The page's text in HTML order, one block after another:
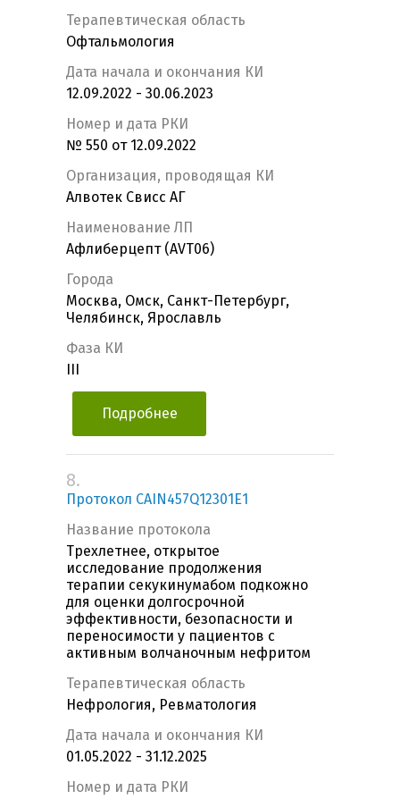
Терапевтическая область
Офтальмология
Дата начала и окончания КИ
12.09.2022 - 30.06.2023
Номер и дата РКИ
№ 550 от 12.09.2022
Организация, проводящая КИ
Алвотек Свисс АГ
Наименование ЛП
Афлиберцепт (AVT06)
Города
Москва, Омск, Санкт-Петербург,
Челябинск, Ярославль
Фаза КИ
Подробнее
8.
Протокол CAIN457Q12301E1
Название протокола
Трехлетнее, открытое
исследование продолжения
терапии секукинумабом подкожно
для оценки долгосрочной
эффективности, безопасности и
переносимости у пациентов с
активным волчаночным нефритом
Терапевтическая область
Нефрология, Ревматология
Дата начала и окончания КИ
01.05.2022 - 31.12.2025
Номер и дата РКИ